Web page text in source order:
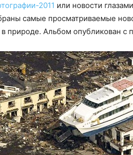
2011 или новости
самые просматриваемые
природе. Альбом опубликован с